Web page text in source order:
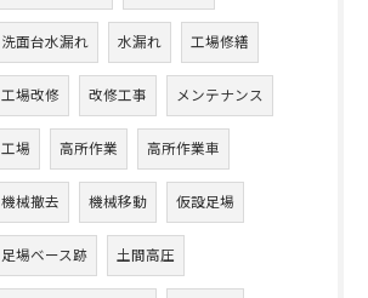
洗面台水漏れ 水漏れ 工場修繕
工場改修 改修工事 メンテナンス
工場 高所作業 高所作業車
機械撤去 機械移動 仮設足場
足場ベース跡 土間高圧